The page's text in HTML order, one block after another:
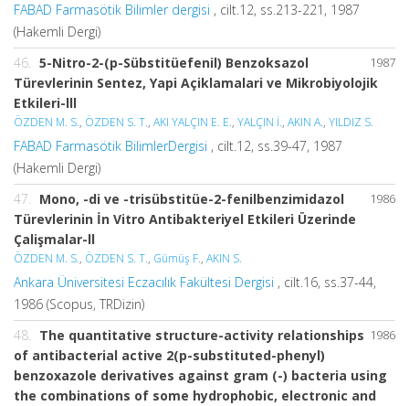
FABAD Farmasötik Bilimler dergisi , cilt.12, ss.213-221, 1987
(Hakemli Dergi)
1987
46. 5-Nitro-2-(p-Sübstitüefenil) Benzoksazol
Türevlerinin Sentez, Yapi Açiklamalari ve Mikrobiyolojik
Etkileri-lll
ÖZDEN M. S., ÖZDEN S. T., AKI YALÇIN E. E., YALÇIN İ., AKIN A., YILDIZ S.
FABAD Farmasötik BilimlerDergisi , cilt.12, ss.39-47, 1987
(Hakemli Dergi)
1986
47. Mono, -di ve -trisübstitüe-2-fenilbenzimidazol
Türevlerinin İn Vitro Antibakteriyel Etkileri Üzerinde
Çalişmalar-ll
ÖZDEN M. S., ÖZDEN S. T., Gümüş F., AKIN S.
Ankara Üniversitesi Eczacılık Fakültesi Dergisi , cilt.16, ss.37-44,
1986 (Scopus, TRDizin)
1986
48. The quantitative structure-activity relationships
of antibacterial active 2(p-substituted-phenyl)
benzoxazole derivatives against gram (-) bacteria using
the combinations of some hydrophobic, electronic and